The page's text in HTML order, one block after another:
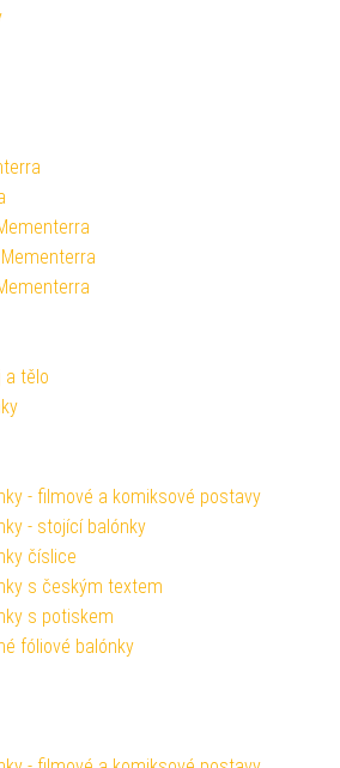
a tělo
- filmové a komiksové postavy
- stojící balónky
číslice
s českým textem
s potiskem
fóliové balónky